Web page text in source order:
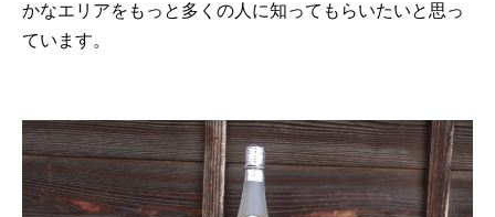
かなエリアをもっと多くの人に知ってもらいたいと思っ
ています。